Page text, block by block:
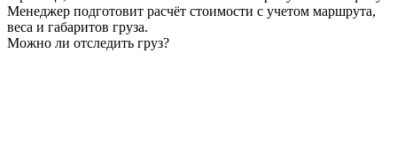
Менеджер подготовит расчёт стоимости с учетом маршрута,
веса и габаритов груза.
Можно ли отследить груз?